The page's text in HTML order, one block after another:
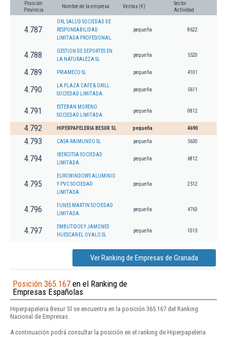
Posición
Provincia
Nombre de la empresa Ventas (€)
Sector
Actividad
4.787
ORL SALUD SOCIEDAD DE
RESPONSABILIDAD
LIMITADA PROFESIONAL.
pequeña 8622
4.788
GESTION DE DEPORTES EN
LA NATURALEZA SL
pequeña 5520
4.789 PRIAMECO SL pequeña 4101
4.790
LA PLAZA CAFE & GRILL
SOCIEDAD LIMITADA.
pequeña 5611
4.791
ESTEBAN MORENO
SOCIEDAD LIMITADA.
pequeña 0812
4.792 HIPERPAPELERIA BESUR SL pequeña 4690
4.793 CASA RAIMUNDO SL pequeña 5630
4.794
IBERCITSA SOCIEDAD
LIMITADA.
pequeña 6812
4.795
EUROWINDOWS ALUMINIO
Y PVC SOCIEDAD
LIMITADA.
pequeña 2512
4.796
FUNES MARTIN SOCIEDAD
LIMITADA.
pequeña 4763
4.797
EMBUTIDOS Y JAMONES
HUESCAR-EL OVALO SL
pequeña 1013
Ver Ranking de Empresas de Granada
Posición 365.167 en el Ranking de
Empresas Españolas
Hiperpapeleria Besur Sl se encuentra en la posición 365.167 del Ranking
Nacional de Empresas.
A continuación podrá consultar la posición en el ranking de Hiperpapeleria